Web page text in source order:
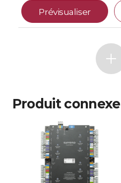
Prévisualiser
Produit connexe